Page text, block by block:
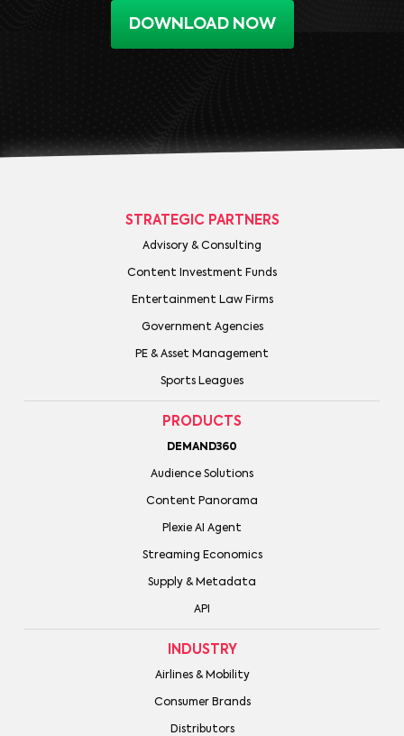
DOWNLOAD NOW
STRATEGIC PARTNERS
Advisory & Consulting
Content Investment Funds
Entertainment Law Firms
Government Agencies
PE & Asset Management
Sports Leagues
PRODUCTS
DEMAND360
Audience Solutions
Content Panorama
Plexie AI Agent
Streaming Economics
Supply & Metadata
API
INDUSTRY
Airlines & Mobility
Consumer Brands
Distributors